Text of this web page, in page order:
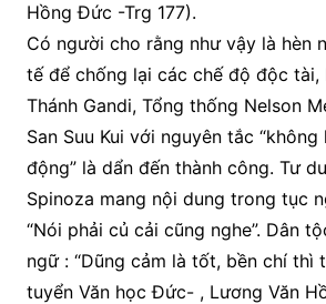
Hồng Đức -Trg 177).
Có người cho rằng như vậy là hèn
tế để chống lại các chế độ độc tài,
Thánh Gandi, Tổng thống Nelson
San Suu Kui với nguyên tắc
động” là dẩn đến thành công. Tư
Spinoza mang nội dung trong tục
“Nói phải củ cải cũng nghe”. Dân
ngữ : “Dũng cảm là tốt, bền chí thì
tuyển Văn học Đức- , Lương Văn